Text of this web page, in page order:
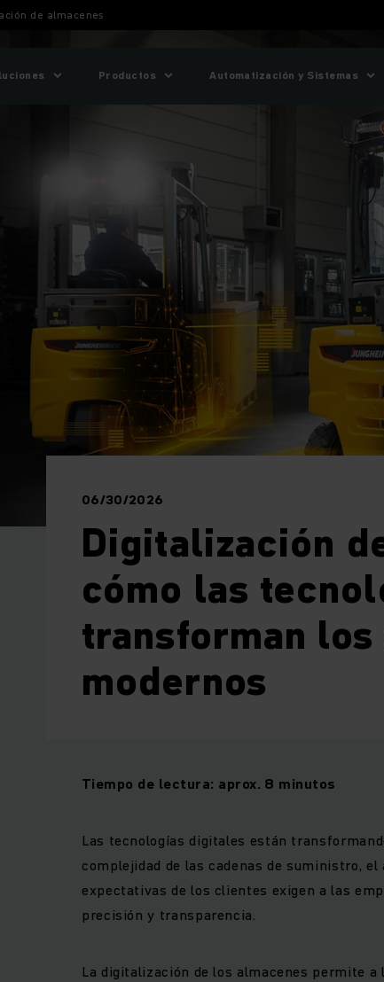
de almacenes
Productos Automatización y Sistemas
06/30/2026
Digitalización
cómo las
transforman
modernos
Tiempo de lectura: aprox. 8 minutos
Las tecnologías digitales están
complejidad de las cadenas de suministro,
expectativas de los clientes exigen a las
precisión y transparencia.
La digitalización de los almacenes permite